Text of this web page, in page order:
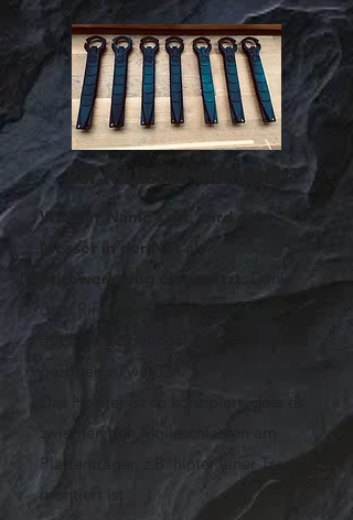
Der Taktische «Notnagel»
Wie der Name sagt, wird das
Messer in der Not als
Stichwerkzeug eingesetzt.
dem Ring oben ist es jederzeit bereit,
mit dem Zeigefinger aus der Scheide
gezogen zu werden.
Das Holster ist so konzipiert, dass es
zwischen den Molleschlaufen am
Plattenträger, z.B. hinter einer Tasche,
montiert ist.